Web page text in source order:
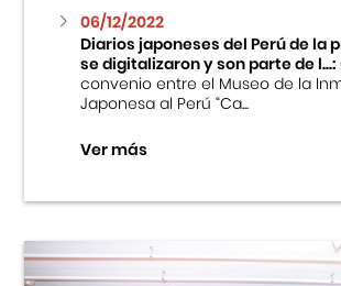
06/12/2022
Diarios japoneses del Perú de la
se digitalizaron y son parte de l...:
convenio entre el Museo de la
Japonesa al Perú “Ca...
Ver más